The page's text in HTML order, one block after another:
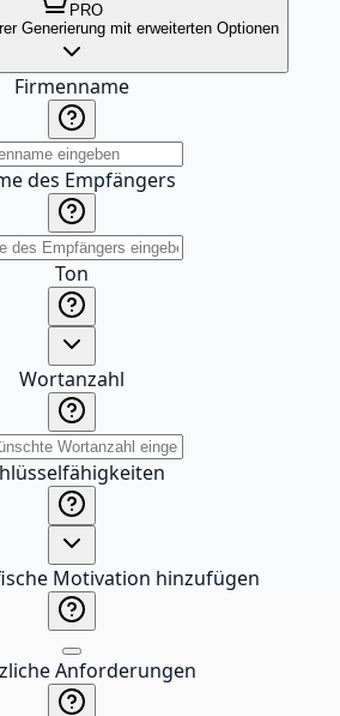
PRO
Generierung mit erweiterten Optionen
Firmenname
des Empfängers
Ton
Wortanzahl
Motivation hinzufügen
Anforderungen